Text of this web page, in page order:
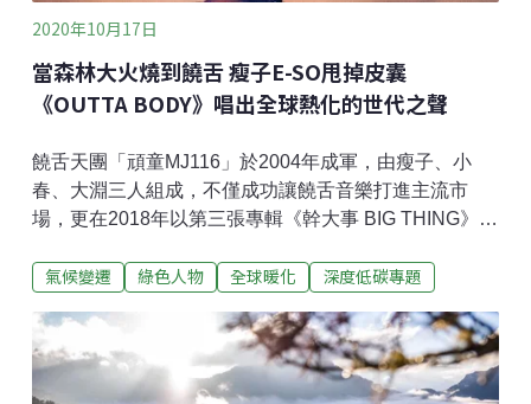
跑，拍下一張又一張美麗的紀錄。在屏東農專植物保護
角度觀察生態，當時台灣發生了「犀牛角事件」，有國
際保育團體指責中醫用犀牛角入藥的傳統是導致犀牛瀕
2020年10月17日
當森林大火燒到饒舌 瘦子E-SO甩掉皮囊
《OUTTA BODY》唱出全球熱化的世代之聲
饒舌天團「頑童MJ116」於2004年成軍，由瘦子、小
春、大淵三人組成，不僅成功讓饒舌音樂打進主流市
場，更在2018年以第三張專輯《幹大事 BIG THING》獲
全球巡演上震撼宣布，三人單飛不解散。歌迷雖遺憾，
率先推出EP《啥款》，以其台語饒舌絕技震懾樂壇，而
瘦子經過一年多的沉澱以後，也在2020年7月10日推出
首張個人專輯《OUTTA BODY 靈魂出竅》，專輯推出
氣候變遷 綠色人物 全球暖化 深度低碳專題